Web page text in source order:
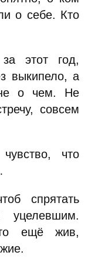
о себе. Кто
этот год,
выкипело, а
не о чем. Не
совсем
что
спрятать
ещё жив,